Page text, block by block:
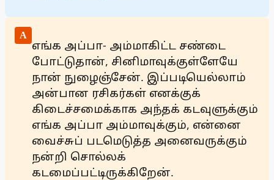
A
எங்க அப்பா- அம்மாகிட்ட சண்டை
போட்டுதான், சினிமாவுக்குள்ளேயே
நான் நுழைஞ்சேன். இப்படியெல்லாம்
அன்பான ரசிகர்கள் எனக்குக்
கிடைச்சமைக்காக அந்தக் கடவுளுக்கும்
எங்க அப்பா அம்மாவுக்கும், என்னை
வைச்சுப் படமெடுத்த அனைவருக்கும்
நன்றி சொல்லக்
கடமைப்பட்டிருக்கிறேன்.